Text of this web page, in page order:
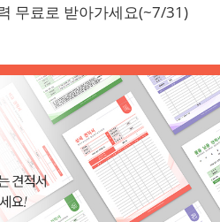
무료로 받아가세요(~7/31)